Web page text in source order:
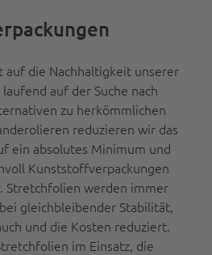
auf die Nachhaltigkeit unserer
auf der Suche nach
zu herkömmlichen
reduzieren wir das
ein absolutes Minimum und
Kunststoffverpackungen
Stretchfolien werden immer
gleichbleibender Stabilität,
und die Kosten reduziert.
im Einsatz, die